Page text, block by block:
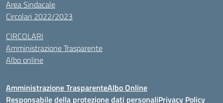
Area Sindacale
Circolari 2022/2023
CIRCOLARI
Amministrazione Trasparente
Albo online
Amministrazione TrasparenteAlbo Online
Responsabile della protezione dati personaliPrivacy Policy